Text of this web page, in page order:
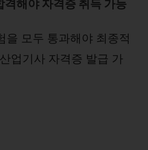
해야 자격증 취득 가능
을 모두 통과해야 최종적
업기사 자격증 발급 가